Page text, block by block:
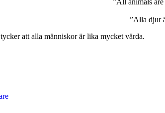
”Alla djur
att alla människor är lika mycket värda.